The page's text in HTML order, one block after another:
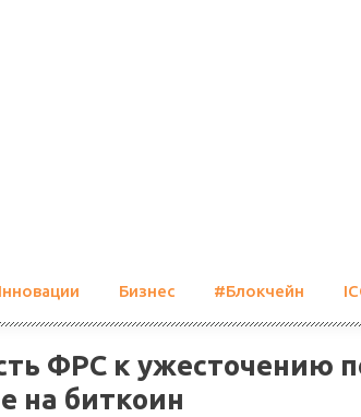
Бизнес #Блокчейн
ФРС к ужесточению
на биткоин